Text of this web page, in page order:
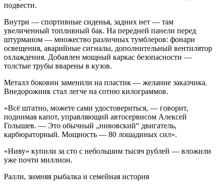
подвести.
Внутри — спортивные сиденья, задних нет — там
увеличенный топливный бак. На передней панели перед
штурманом — множество различных тумблеров: фонари
освещения, аварийные сигналы, дополнительный вентилятор
охлаждения. Добавлен мощный каркас безопасности —
толстые трубы вварены в кузов.
Металл боковин заменили на пластик — желание заказчика.
Внедорожник стал легче на сотню килограммов.
«Всё штатно, можете сами удостовериться, — говорит,
поднимая капот, управляющий автосервисом Алексей
Голышев. — Это обычный „нивовский“ двигатель,
карбюраторный. Мощность — 80 лошадиных сил».
«Ниву» купили за сто с небольшим тысяч рублей — вложили
уже почти миллион.
Ралли, зимняя рыбалка и семейная история